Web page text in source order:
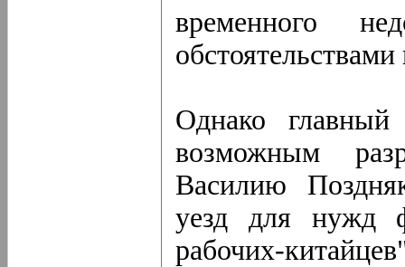
временного
Однако
возможным
Василию
уезд для нужд
рабочих-